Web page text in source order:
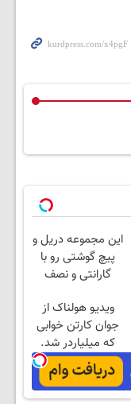
این مجموعه دریل و
پیچ گوشتی رو با
گارانتی و نصف
ویدیو هولناک از
جوان کارتن خوابی
که میلیاردر شد.
آموزش رایگان